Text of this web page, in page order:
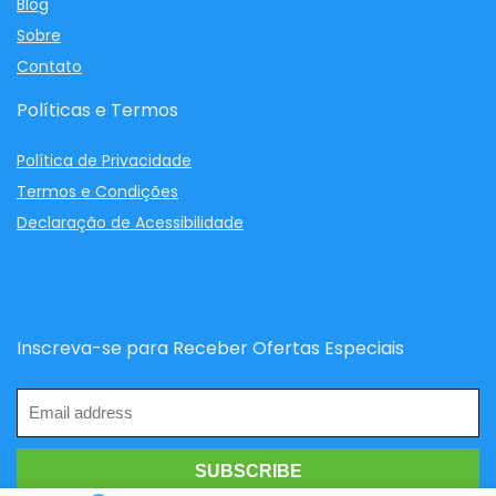
Blog
Sobre
Contato
Políticas e Termos
Política de Privacidade
Termos e Condições
Declaração de Acessibilidade
Inscreva-se para Receber Ofertas Especiais